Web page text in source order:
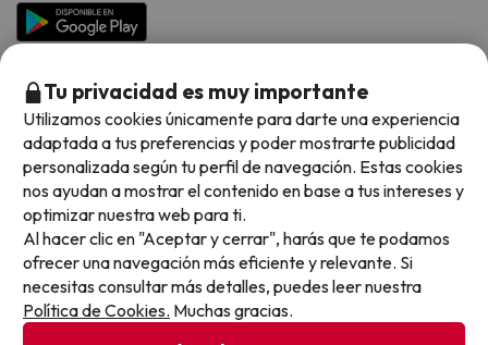
Hoteles Salou
Chollos en la playa
Hoteles con toboganes
Selección de la Newsletter
Los favoritos de nuestros clientes
Vacaciones en Octubre
Vacaciones en Noviembre
Métodos de pago disponibles
Condiciones generales
Tu privacidad es muy importante
Utilizamos cookies únicamente para darte una experiencia
adaptada a tus preferencias y poder mostrarte publicidad
personalizada según tu perfil de navegación. Estas cookies
nos ayudan a mostrar el contenido en base a tus intereses y
optimizar nuestra web para ti.
Al hacer clic en "Aceptar y cerrar", harás que te podamos
ofrecer una navegación más eficiente y relevante. Si
necesitas consultar más detalles, puedes leer nuestra
Política de Cookies. Muchas gracias.